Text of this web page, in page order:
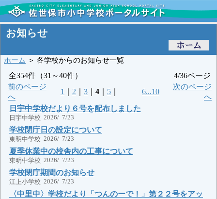
お知らせ
ホーム ＞ 各学校からのお知らせ一覧
全354件（31～40件）
4/36ページ
前のページ
へ
1 2 3 4 5 6...10
次のページ
へ
日宇中学校だより６号を配布しました
日宇中学校 2026/ 7/23
学校閉庁日の設定について
東明中学校 2026/ 7/23
夏季休業中の校舎内の工事について
東明中学校 2026/ 7/23
学校閉庁期間のお知らせ
江上小学校 2026/ 7/23
〈中里中〉学校だより「つんのーで！」第２２号をアッ